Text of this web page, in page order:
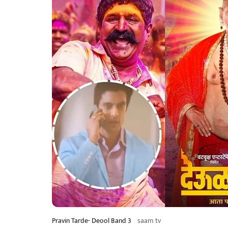
Pravin Tarde- Deool Band 3 saam tv